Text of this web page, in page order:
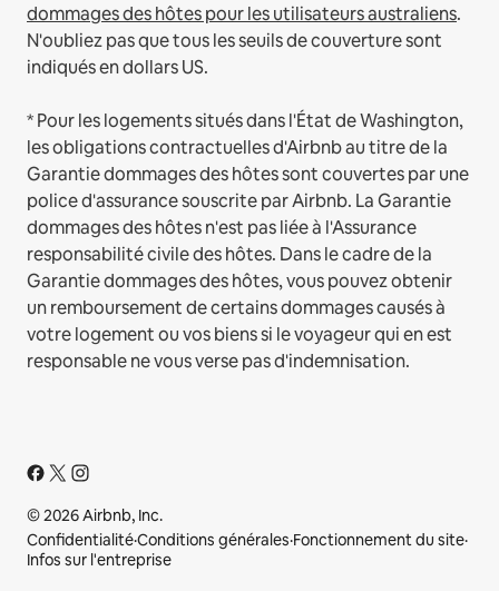
dommages des hôtes pour les utilisateurs australiens.
N'oubliez pas que tous les seuils de couverture sont
indiqués en dollars US.
* Pour les logements situés dans l'État de Washington,
les obligations contractuelles d'Airbnb au titre de la
Garantie dommages des hôtes sont couvertes par une
police d'assurance souscrite par Airbnb. La Garantie
dommages des hôtes n'est pas liée à l'Assurance
responsabilité civile des hôtes. Dans le cadre de la
Garantie dommages des hôtes, vous pouvez obtenir
un remboursement de certains dommages causés à
votre logement ou vos biens si le voyageur qui en est
responsable ne vous verse pas d'indemnisation.
© 2026 Airbnb, Inc.
Confidentialité·Conditions générales·Fonctionnement du site·
Infos sur l'entreprise